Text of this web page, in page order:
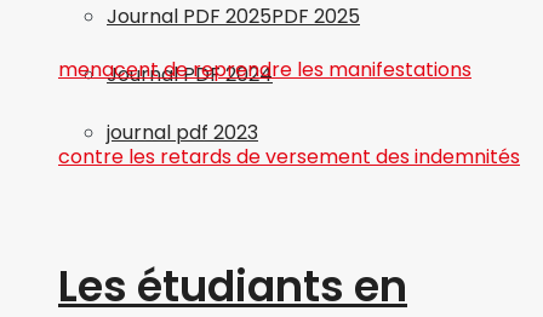
Journal PDF 2025PDF 2025
Journal PDF 2024
journal pdf 2023
Les étudiants en